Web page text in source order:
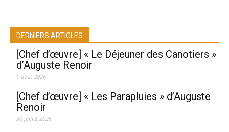
DERNIERS ARTICLES
[Chef d’œuvre] « Le Déjeuner des Canotiers »
d’Auguste Renoir
1 août 2026
[Chef d’œuvre] « Les Parapluies » d’Auguste
Renoir
30 juillet 2026